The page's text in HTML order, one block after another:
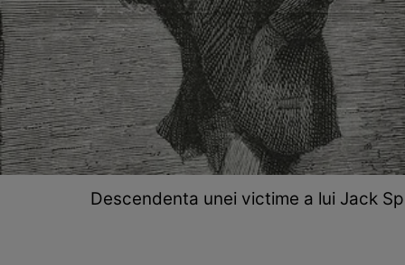
Descendenta unei victime a lui Jack